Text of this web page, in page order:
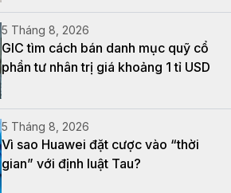
5 Tháng 8, 2026
GIC tìm cách bán danh mục quỹ cổ
phần tư nhân trị giá khoảng 1 tỉ USD
5 Tháng 8, 2026
Vì sao Huawei đặt cược vào “thời
gian” với định luật Tau?